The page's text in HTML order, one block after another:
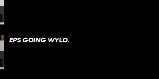
EPS GOING WYLD.